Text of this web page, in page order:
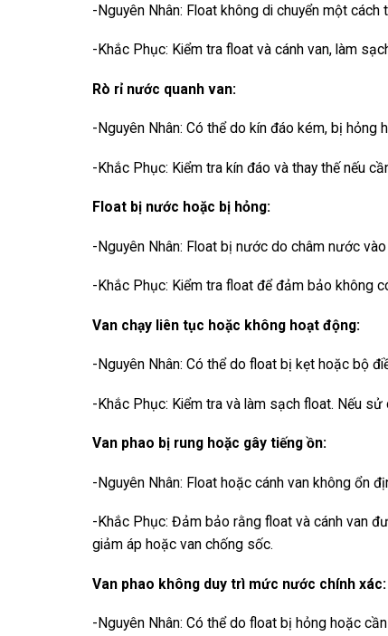
-Nguyên Nhân: Float không di chuyển một
-Khắc Phục: Kiểm tra float và cánh van, làm
Rò rỉ nước quanh van:
-Nguyên Nhân: Có thể do kín đáo kém, bị hỏng
-Khắc Phục: Kiểm tra kín đáo và thay thế nếu
Float bị nước hoặc bị hỏng:
-Nguyên Nhân: Float bị nước do châm nước
-Khắc Phục: Kiểm tra float để đảm bảo không
Van chạy liên tục hoặc không hoạt động:
-Nguyên Nhân: Có thể do float bị kẹt hoặc bộ
-Khắc Phục: Kiểm tra và làm sạch float. Nếu
Van phao bị rung hoặc gây tiếng ồn:
-Nguyên Nhân: Float hoặc cánh van không ổn
-Khắc Phục: Đảm bảo rằng float và cánh van
giảm áp hoặc van chống sốc.
Van phao không duy trì mức nước chính xác:
-Nguyên Nhân: Có thể do float bị hỏng hoặc